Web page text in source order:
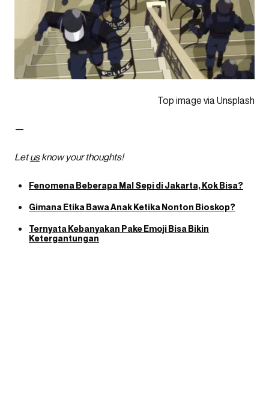
Top image via Unsplash
—
Letusknow your thoughts!
Fenomena Beberapa Mal Sepi di Jakarta, Kok Bisa?
Gimana Etika Bawa Anak Ketika Nonton Bioskop?
Ternyata Kebanyakan Pake Emoji Bisa Bikin
Ketergantungan